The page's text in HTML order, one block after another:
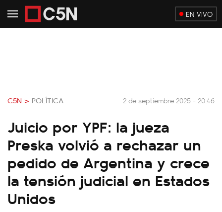
EN VIVO
C5N > POLÍTICA 2 de septiembre 2025 - 20:46
Juicio por YPF: la jueza
Preska volvió a rechazar un
pedido de Argentina y crece
la tensión judicial en Estados
Unidos